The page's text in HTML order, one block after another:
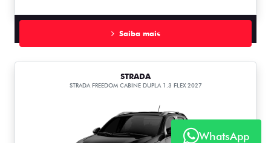
Saiba mais
STRADA
STRADA FREEDOM CABINE DUPLA 1.3 FLEX 2027
WhatsApp